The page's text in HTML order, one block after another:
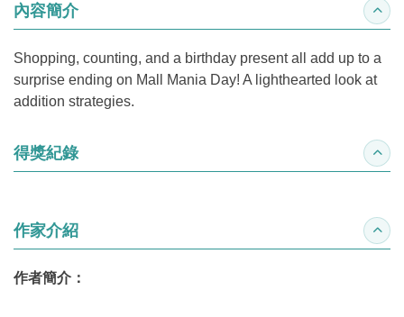
內容簡介 收合
Shopping, counting, and a birthday present all add up to a
surprise ending on Mall Mania Day! A lighthearted look at
addition strategies.
得獎紀錄 收合
作家介紹 收合
作者簡介：